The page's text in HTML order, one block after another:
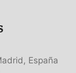
España